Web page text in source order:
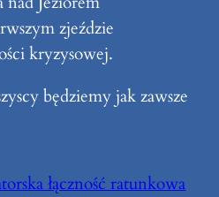
zjeździe
kryzysowej.
będziemy jak zawsze
łączność ratunkowa